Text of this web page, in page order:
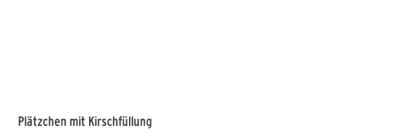
Plätzchen mit Kirschfüllung